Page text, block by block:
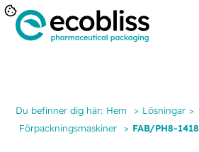
Du befinner dig här: Hem > Lösningar >
Förpackningsmaskiner
> FAB/PH8-1418